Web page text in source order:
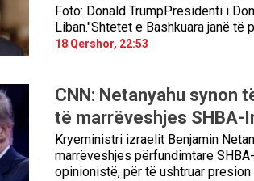
Foto: Donald TrumpPresidenti i
Liban."Shtetet e Bashkuara janë të
18 Qershor, 22:53
CNN: Netanyahu synon
të marrëveshjes SHBA-
Kryeministri izraelit Benjamin
marrëveshjes përfundimtare
opinionistë, për të ushtruar